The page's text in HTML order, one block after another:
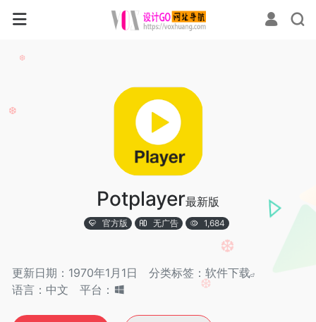
Potplayer最新版
官方版 无广告 1,684
更新日期：1970年1月1日 分类标签： 软件下载
语言：中文
平台： ❆
❆
❆